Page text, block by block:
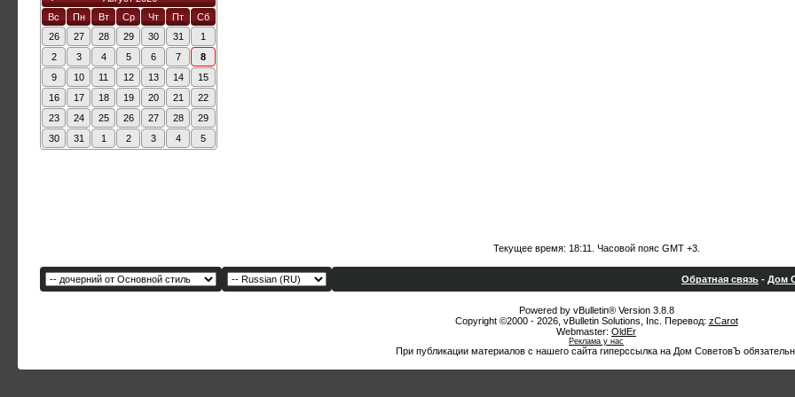
Вс
Пн Вт Ср Чт Пт
Сб
26
27 28 29 30 31
1
2
3 4 5 6 7
8
9
10 11 12 13 14
15
16
17 18 19 20 21
22
23
24 25 26 27 28
29
30
31 1 2 3 4 5
Текущее время: 18:11 . Часовой пояс GMT +3.
Обратная связь - Дом
Powered by vBulletin® Version 3.8.8
Copyright ©2000 - 2026, vBulletin Solutions, Inc. Перевод: zCarot
Webmaster: OldEr
Реклама у нас
При публикации материалов с нашего сайта гиперссылка на Дом СоветовЪ